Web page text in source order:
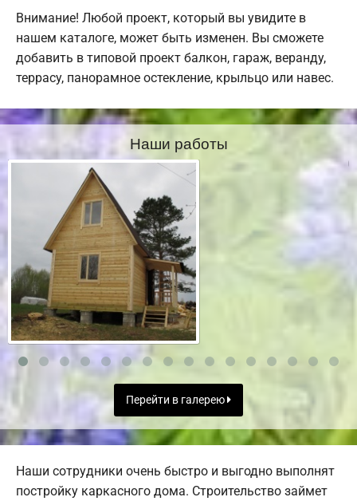
Внимание! Любой проект, который вы увидите в
нашем каталоге, может быть изменен. Вы сможете
добавить в типовой проект балкон, гараж, веранду,
террасу, панорамное остекление, крыльцо или навес.
Наши работы
Перейти в галерею
Наши сотрудники очень быстро и выгодно выполнят
постройку каркасного дома. Строительство займет